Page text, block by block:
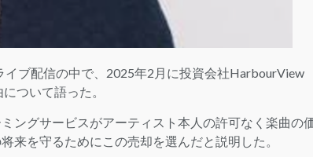
ブ配信の中で、2025年2月に投資会社HarbourView
ついて語った。
ングサービスがアーティスト本人の許可なく楽曲の
来を守るためにこの売却を選んだと説明した。